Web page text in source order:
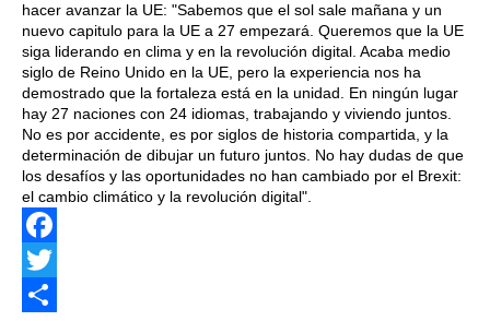
hacer avanzar la UE: "Sabemos que el sol sale mañana y un
nuevo capitulo para la UE a 27 empezará. Queremos que la UE
siga liderando en clima y en la revolución digital. Acaba medio
siglo de Reino Unido en la UE, pero la experiencia nos ha
demostrado que la fortaleza está en la unidad. En ningún lugar
hay 27 naciones con 24 idiomas, trabajando y viviendo juntos.
No es por accidente, es por siglos de historia compartida, y la
determinación de dibujar un futuro juntos. No hay dudas de que
los desafíos y las oportunidades no han cambiado por el Brexit:
el cambio climático y la revolución digital".
Facebook
Twitter